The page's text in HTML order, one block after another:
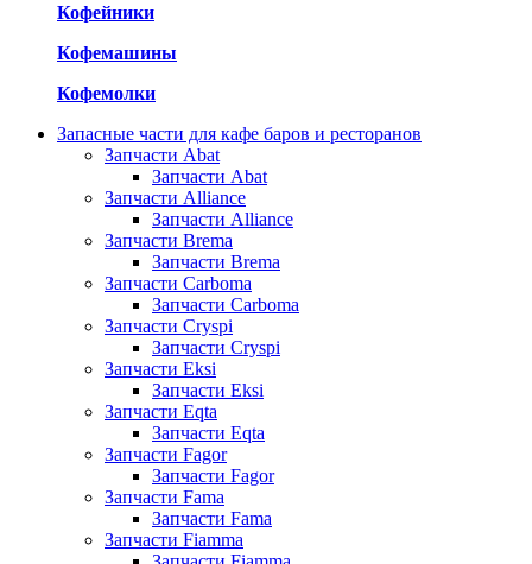
Кофейники
Кофемашины
Кофемолки
Запасные части для кафе баров и ресторанов
Запчасти Abat
Запчасти Abat
Запчасти Alliance
Запчасти Alliance
Запчасти Brema
Запчасти Brema
Запчасти Carboma
Запчасти Carboma
Запчасти Cryspi
Запчасти Cryspi
Запчасти Eksi
Запчасти Eksi
Запчасти Eqta
Запчасти Eqta
Запчасти Fagor
Запчасти Fagor
Запчасти Fama
Запчасти Fama
Запчасти Fiamma